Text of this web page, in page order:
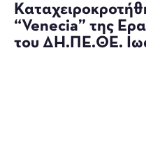
“Venecia” της
του ΔΗ.ΠΕ.ΘΕ.